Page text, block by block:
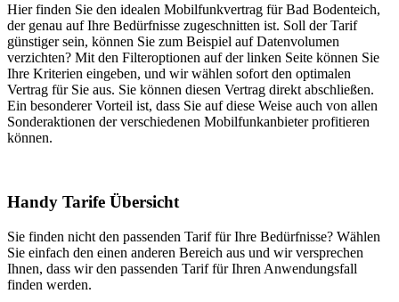
Hier finden Sie den idealen Mobilfunkvertrag für Bad Bodenteich,
der genau auf Ihre Bedürfnisse zugeschnitten ist. Soll der Tarif
günstiger sein, können Sie zum Beispiel auf Datenvolumen
verzichten? Mit den Filteroptionen auf der linken Seite können Sie
Ihre Kriterien eingeben, und wir wählen sofort den optimalen
Vertrag für Sie aus. Sie können diesen Vertrag direkt abschließen.
Ein besonderer Vorteil ist, dass Sie auf diese Weise auch von allen
Sonderaktionen der verschiedenen Mobilfunkanbieter profitieren
können.
Handy Tarife Übersicht
Sie finden nicht den passenden Tarif für Ihre Bedürfnisse? Wählen
Sie einfach den einen anderen Bereich aus und wir versprechen
Ihnen, dass wir den passenden Tarif für Ihren Anwendungsfall
finden werden.